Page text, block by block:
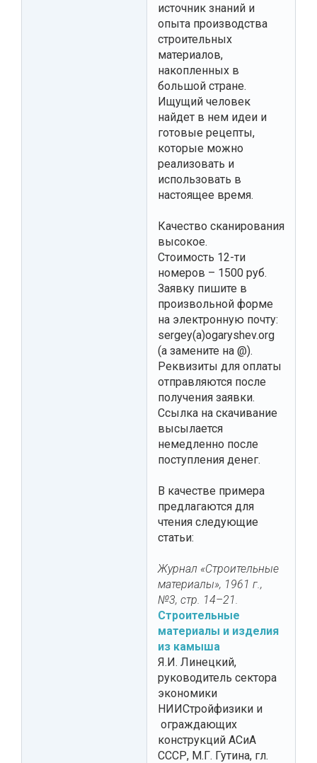
источник знаний и
опыта производства
строительных
материалов,
накопленных в
большой стране.
Ищущий человек
найдет в нем идеи и
готовые рецепты,
которые можно
реализовать и
использовать в
настоящее время.
Качество сканирования
высокое.
Стоимость 12-ти
номеров – 1500 руб.
Заявку пишите в
произвольной форме
на электронную почту:
sergey(a)ogaryshev.org
(a замените на @).
Реквизиты для оплаты
отправляются после
получения заявки.
Ссылка на скачивание
высылается
немедленно после
поступления денег.
В качестве примера
предлагаются для
чтения следующие
статьи:
Журнал «Строительные
материалы», 1961 г.,
№3, стр. 14–21.
Строительные
материалы и изделия
из камыша
Я.И. Линецкий,
руководитель сектора
экономики
НИИСтройфизики и
ограждающих
конструкций АСиА
СССР, М.Г. Гутина, гл.